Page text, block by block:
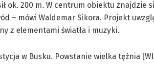
ok. 200 m. W centrum obiektu znajdzie
– mówi Waldemar Sikora. Projekt
z elementami światła i muzyki.